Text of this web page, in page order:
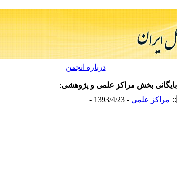
درباره انجمن
بایگانی بخش مراکز علمی و پژوهشی:
مراکز علمی - 1393/4/23 -